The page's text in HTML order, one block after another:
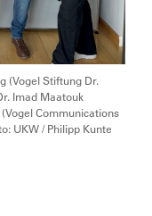
(Vogel Stiftung Dr.
Imad Maatouk
Communications
UKW / Philipp Kunte